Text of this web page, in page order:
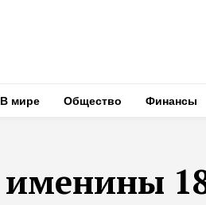
В мире Общество Финансы
именины